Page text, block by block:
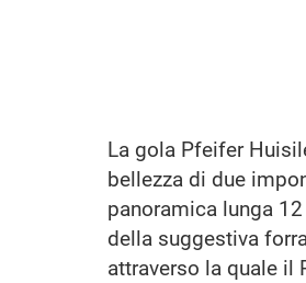
La gola Pfeifer
bellezza di due
panoramica lunga
della suggestiva
attraverso la quale il